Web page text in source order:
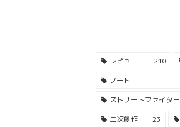
レビュー 210
ノート
ストリートファイター
二次創作
23